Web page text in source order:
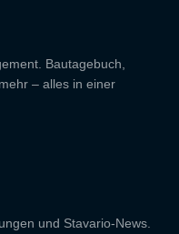
Bautagebuch,
– alles in einer
und Stavario-News.